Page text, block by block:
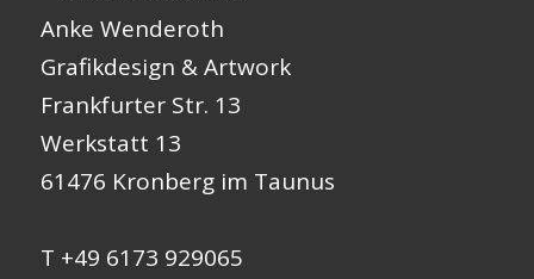
Anke Wenderoth
Grafikdesign & Artwork
Frankfurter Str. 13
Werkstatt 13
61476 Kronberg im Taunus
T +49 6173 929065